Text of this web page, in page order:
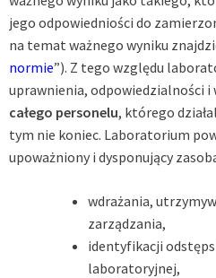
jego odpowiedniości do
na temat ważnego wyniku
normie”). Z tego względu
uprawnienia, odpowiedzialności i
całego personelu, którego
tym nie koniec. Laboratorium
upoważniony i dysponujący
wdrażania,
zarządzania,
identyfikacji
laboratoryjnej,